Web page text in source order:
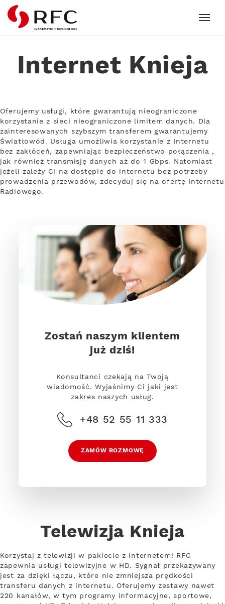
RFC
Internet Knieja
Oferujemy usługi, które gwarantują nieograniczone
korzystanie z sieci nieograniczone limitem danych. Dla
zainteresowanych szybszym transferem gwarantujemy
Światłowód. Usługa umożliwia korzystanie z Internetu
bez zakłóceń, zapewniając bezpieczeństwo połączenia ,
jak również transmisję danych aż do 1 Gbps. Natomiast
jeżeli zależy Ci na dostępie do internetu bez potrzeby
prowadzenia przewodów, zdecyduj się na ofertę Internetu
Radiowego.
Zostań naszym klientem
już dziś!
Konsultanci czekają na Twoją
wiadomość. Wyjaśnimy Ci jaki jest
zakres naszych usług.
+48 52 55 11 333
ZAMÓW ROZMOWĘ
Telewizja Knieja
Korzystaj z telewizji w pakiecie z internetem! RFC
zapewnia usługi telewizyjne w HD. Sygnał przekazywany
jest za dzięki łączu, które nie zmniejsza prędkości
transferu danych z internetu. Oferujemy zestawy nawet
220 kanałów, w tym programy informacyjne, sportowe,